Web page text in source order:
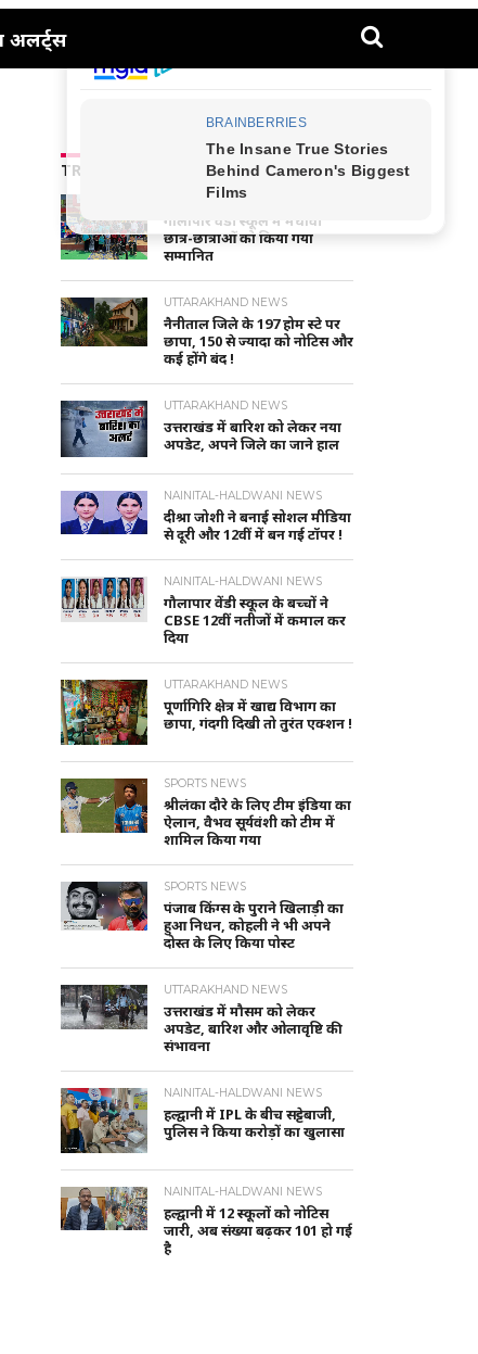
अलर्ट्स
TRENDING NEWS
NAINITAL-HALDWANI NEWS
गौलापार वैंडी स्कूल में मेधावी
छात्र-छात्राओं को किया गया
सम्मानित
UTTARAKHAND NEWS
नैनीताल जिले के 197 होम स्टे पर
छापा, 150 से ज्यादा को नोटिस और
कई होंगे बंद !
UTTARAKHAND NEWS
उत्तराखंड में बारिश को लेकर नया
अपडेट, अपने जिले का जाने हाल
NAINITAL-HALDWANI NEWS
दीश्रा जोशी ने बनाई सोशल मीडिया
से दूरी और 12वीं में बन गई टॉपर !
NAINITAL-HALDWANI NEWS
गौलापार वेंडी स्कूल के बच्चों ने
CBSE 12वीं नतीजों में कमाल कर
दिया
UTTARAKHAND NEWS
पूर्णागिरि क्षेत्र में खाद्य विभाग का
छापा, गंदगी दिखी तो तुरंत एक्शन !
SPORTS NEWS
श्रीलंका दौरे के लिए टीम इंडिया का
ऐलान, वैभव सूर्यवंशी को टीम में
शामिल किया गया
SPORTS NEWS
पंजाब किंग्स के पुराने खिलाड़ी का
हुआ निधन, कोहली ने भी अपने
दोस्त के लिए किया पोस्ट
UTTARAKHAND NEWS
उत्तराखंड में मौसम को लेकर
अपडेट, बारिश और ओलावृष्टि की
संभावना
NAINITAL-HALDWANI NEWS
हल्द्वानी में IPL के बीच सट्टेबाजी,
पुलिस ने किया करोड़ों का खुलासा
NAINITAL-HALDWANI NEWS
हल्द्वानी में 12 स्कूलों को नोटिस
जारी, अब संख्या बढ़कर 101 हो गई
है